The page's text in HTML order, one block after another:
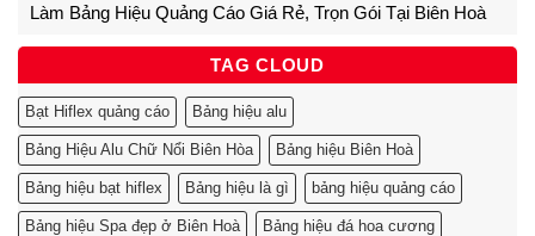
Làm Bảng Hiệu Quảng Cáo Giá Rẻ, Trọn Gói Tại Biên Hoà
TAG CLOUD
Bạt Hiflex quảng cáo Bảng hiệu alu
Bảng Hiệu Alu Chữ Nổi Biên Hòa Bảng hiệu Biên Hoà
Bảng hiệu bạt hiflex Bảng hiệu là gì bảng hiệu quảng cáo
Bảng hiệu Spa đẹp ở Biên Hoà Bảng hiệu đá hoa cương